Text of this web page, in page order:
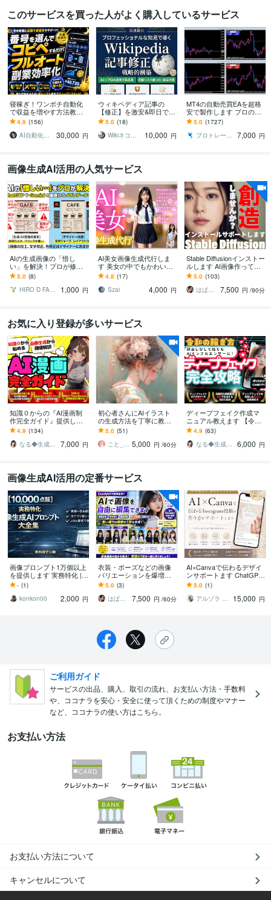
このサービスを買った人がよく購入しているサービス
寝稼ぎ！ワンポチ自動化
で収益を増やす方法教え
ます 仕組み/スマホ副業/超
初心者向け/集客SNS不要/
おすすめ
4.9 (156)
AI自動化▶︎3000万超
30,000 円
ウィキペディア記事の
【修正】を激安&即日でし
ます 【最安 】Wikipediaを
強力なSEO•LLMOツール
に
5.0 (18)
Wikiネコ＠ウィキぺディアの専門家
10,000 円
MT4の自動売買EAを超格
安で製作します プロのト
レーダー兼プログラマー
がFX自動売買化を実現し
ます！
5.0 (1727)
プロトレーディングラマー
7,000 円
画像生成AI活用の人気サービス
AIの生成画像の「惜し
い」を解決！プロが修正
します ChatGPTやGemini
の誤字・デザイン修
正、・イラレ化
5.0 (8)
HIRO D FACTORY
1,000 円
AI美女画像生成代行しま
す 美女の中でもかわいい
系の美女作成を得意とし
ます！
4.8 (17)
Szai
4,000 円
Stable Diffusionインストー
ルします AI画像作ってみ
ませんか？インストール
サポートお任せください
5.0 (103)
はばねろスタジオ
7,500 円 /90分
お気に入り登録が多いサービス
知識０からの『AI漫画制
作完全ガイド』提供しま
す ✅【素材集・テンプレ
付】初心者でもAI漫画家
になれる攻略本
4.9 (134)
なる◆生成AI活用サポート
7,000 円
初心者さんにAIイラスト
の生成方法を丁寧に教え
ます canvaやMidjourneyの
使い方等、ご希望伺いま
す
5.0 (51)
こと_AIイラストレーター 5,000 円 /60分
ディープフェイク作成マ
ニュアル教えます 【令和
のAI活用】顔出しなしで
誰でもAIインフルエンサ
ーに
4.9 (63)
なる◆生成AI活用サポート
6,000 円
画像生成AI活用の定番サービス
画像プロンプト1万個以上
を提供します 実務特化 |
英日対応・Excel整理済み
- (1)
konkon00
2,000 円
衣装・ポーズなどの画像
バリエーションを爆増で
きます 動画やLoRA作成に
使える理想の素材画像を
作成しよう！
5.0 (3)
はばねろスタジオ
7,500 円 /60分
AI×Canvaで伝わるデザイ
ンサポートます ChatGPT
×CanvaでAIっぽくないデ
ザイン制作
5.0 (1)
アルゾラ アトリエ
15,000 円
ご利用ガイド
サービスの出品、購入、取引の流れ、お支払い方法・手数料
や、ココナラを安心・安全に使って頂くための制度やマナー
など、ココナラの使い方はこちら。
お支払い方法
お支払い方法について
キャンセルについて